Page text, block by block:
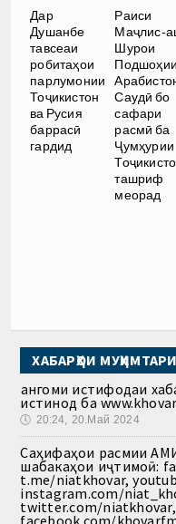
Дар
Душанбе
тавсеаи
робитаҳои
парлумонии
Тоҷикистон
ва Русия
баррасӣ
гардид
Раиси
Маҷлис-
Шурои
Подшоҳии
Саудӣ бо
сафари
расмӣ ба
Ҷумҳурии
ташриф
меорад
ХАБАРҲОИ
Ҳангоми истифодаи
истинод ба
🕔 20:24, 20.Май 2024
Саҳифаҳои расмии
шабакаҳои иҷтимоӣ:
t.me/niatkhovar,
instagram.com/
twitter.com/niatkhovar,